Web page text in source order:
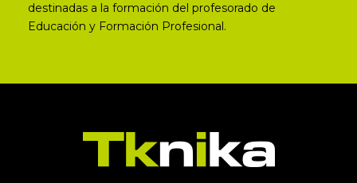
destinadas a la formación del profesorado de
Educación y Formación Profesional.